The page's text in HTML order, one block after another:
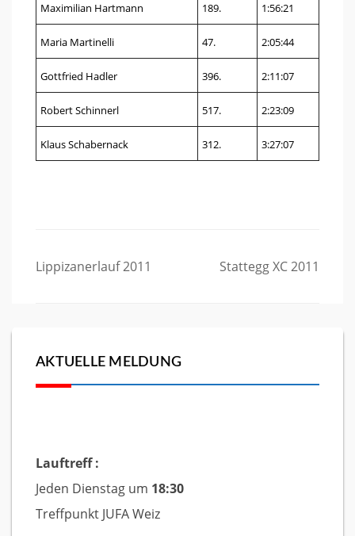
Maximilian Hartmann 189. 1:56:21
Maria Martinelli 47. 2:05:44
Gottfried Hadler 396. 2:11:07
Robert Schinnerl 517. 2:23:09
Klaus Schabernack 312. 3:27:07
Beitragsnavigation
Lippizanerlauf 2011 Stattegg XC 2011
AKTUELLE MELDUNG
Lauftreff :
Jeden Dienstag um 18:30
Treffpunkt JUFA Weiz